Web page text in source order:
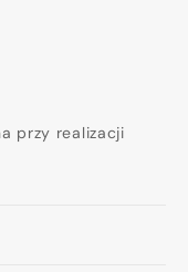
przy realizacji